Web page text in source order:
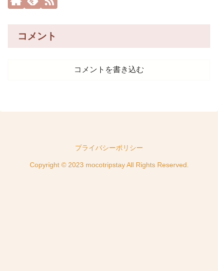
コメント
コメントを書き込む
プライバシーポリシー
Copyright © 2023 mocotripstay All Rights Reserved.